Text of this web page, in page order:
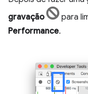
gravação
para
Performance.